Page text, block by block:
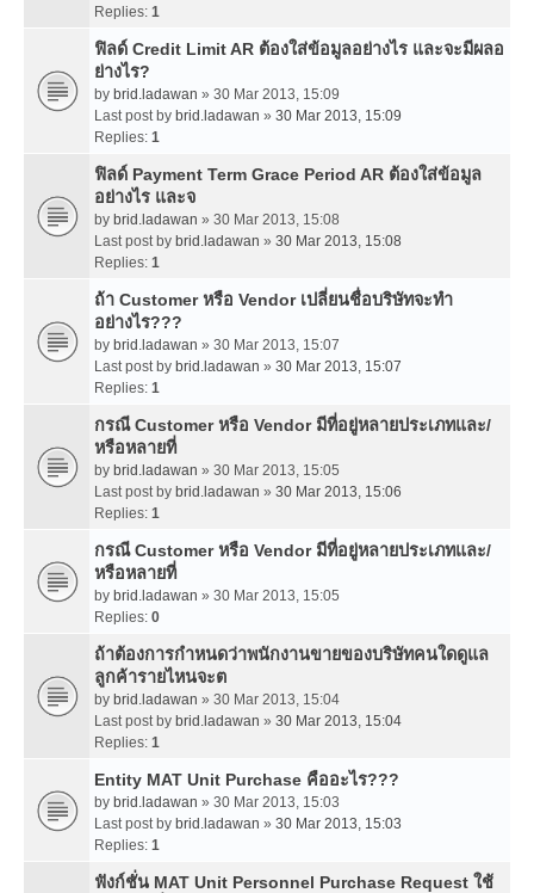
Replies: 1
ฟิลด์ Credit Limit AR ต้องใส่ข้อมูลอย่างไร และจะมีผลอ
ย่างไร?
by brid.ladawan » 30 Mar 2013, 15:09
Last post by brid.ladawan » 30 Mar 2013, 15:09
Replies: 1
ฟิลด์ Payment Term Grace Period AR ต้องใส่ข้อมูล
อย่างไร และจ
by brid.ladawan » 30 Mar 2013, 15:08
Last post by brid.ladawan » 30 Mar 2013, 15:08
Replies: 1
ถ้า Customer หรือ Vendor เปลี่ยนชื่อบริษัทจะทำ
อย่างไร???
by brid.ladawan » 30 Mar 2013, 15:07
Last post by brid.ladawan » 30 Mar 2013, 15:07
Replies: 1
กรณี Customer หรือ Vendor มีที่อยู่หลายประเภทและ/
หรือหลายที่
by brid.ladawan » 30 Mar 2013, 15:05
Last post by brid.ladawan » 30 Mar 2013, 15:06
Replies: 1
กรณี Customer หรือ Vendor มีที่อยู่หลายประเภทและ/
หรือหลายที่
by brid.ladawan » 30 Mar 2013, 15:05
Replies: 0
ถ้าต้องการกำหนดว่าพนักงานขายของบริษัทคนใดดูแล
ลูกค้ารายไหนจะต
by brid.ladawan » 30 Mar 2013, 15:04
Last post by brid.ladawan » 30 Mar 2013, 15:04
Replies: 1
Entity MAT Unit Purchase คืออะไร???
by brid.ladawan » 30 Mar 2013, 15:03
Last post by brid.ladawan » 30 Mar 2013, 15:03
Replies: 1
ฟังก์ชั่น MAT Unit Personnel Purchase Request ใช้